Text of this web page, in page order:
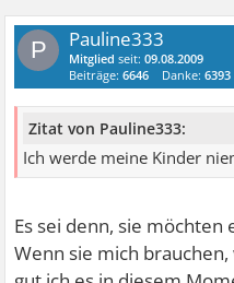
P Pauline333
Mitglied seit:09.08.2009
Beiträge:6646 Danke:6393
Zitat von Pauline333:
Ich werde meine Kinder
Es sei denn, sie möchten
Wenn sie mich